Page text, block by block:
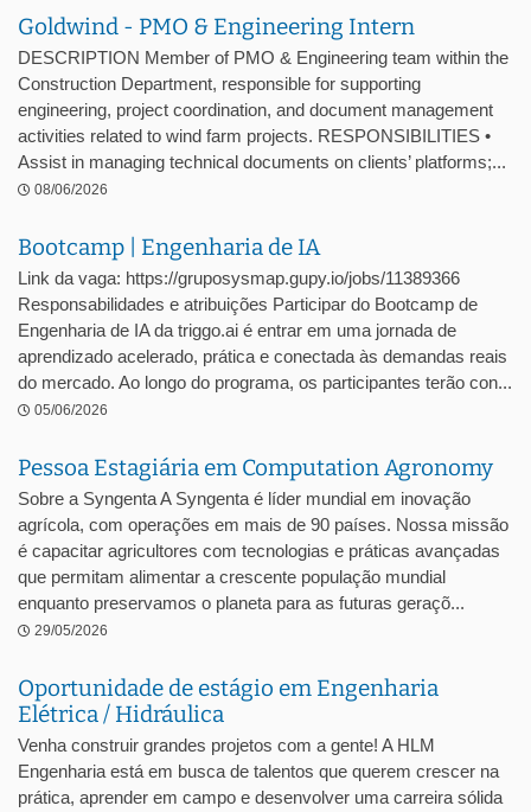
Goldwind - PMO & Engineering Intern
DESCRIPTION Member of PMO & Engineering team within the
Construction Department, responsible for supporting
engineering, project coordination, and document management
activities related to wind farm projects. RESPONSIBILITIES •
Assist in managing technical documents on clients’ platforms;...
08/06/2026
Bootcamp | Engenharia de IA
Link da vaga: https://gruposysmap.gupy.io/jobs/11389366
Responsabilidades e atribuições Participar do Bootcamp de
Engenharia de IA da triggo.ai é entrar em uma jornada de
aprendizado acelerado, prática e conectada às demandas reais
do mercado. Ao longo do programa, os participantes terão con...
05/06/2026
Pessoa Estagiária em Computation Agronomy
Sobre a Syngenta A Syngenta é líder mundial em inovação
agrícola, com operações em mais de 90 países. Nossa missão
é capacitar agricultores com tecnologias e práticas avançadas
que permitam alimentar a crescente população mundial
enquanto preservamos o planeta para as futuras geraçõ...
29/05/2026
Oportunidade de estágio em Engenharia
Elétrica / Hidráulica
Venha construir grandes projetos com a gente! A HLM
Engenharia está em busca de talentos que querem crescer na
prática, aprender em campo e desenvolver uma carreira sólida